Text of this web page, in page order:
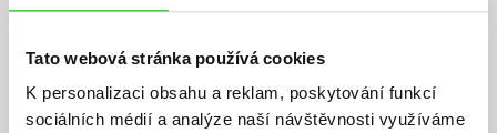
Tato webová stránka používá cookies
K personalizaci obsahu a reklam, poskytování funkcí
sociálních médií a analýze naší návštěvnosti využíváme
kouzelného světa, který může děti i poučit nebo je upozornit na
důležitá témata. Ke konci je kniha natolik napínavá, že už jsem ji
nemohla odložit a potřebovala jsem vědět, jak to celé dopadne.